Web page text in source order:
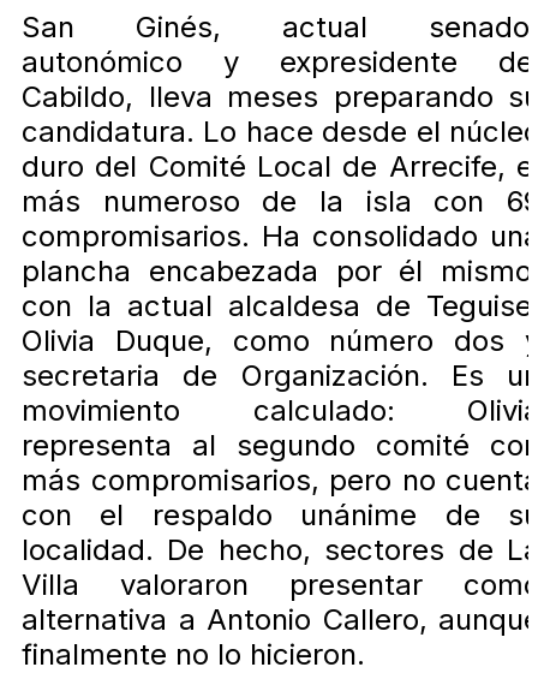
San Ginés, actual
autonómico y expresidente
Cabildo, lleva meses preparando
candidatura. Lo hace desde el
duro del Comité Local de Arrecife,
más numeroso de la isla con
compromisarios. Ha consolidado
plancha encabezada por él
con la actual alcaldesa de
Olivia Duque, como número dos
secretaria de Organización. Es
movimiento calculado:
representa al segundo comité
más compromisarios, pero no
con el respaldo unánime de
localidad. De hecho, sectores de
Villa valoraron presentar
alternativa a Antonio Callero,
finalmente no lo hicieron.